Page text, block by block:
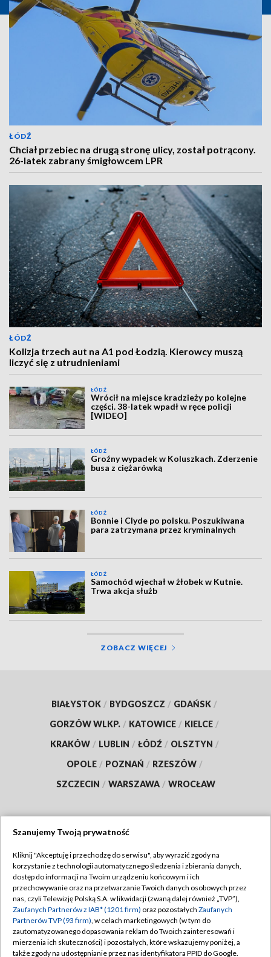
ŁÓDŹ
Chciał przebiec na drugą stronę ulicy, został potrącony.
26-latek zabrany śmigłowcem LPR
ŁÓDŹ
Kolizja trzech aut na A1 pod Łodzią. Kierowcy muszą
liczyć się z utrudnieniami
ŁÓDŹ
Wrócił na miejsce kradzieży po kolejne
części. 38-latek wpadł w ręce policji
[WIDEO]
ŁÓDŹ
Groźny wypadek w Koluszkach. Zderzenie
busa z ciężarówką
ŁÓDŹ
Bonnie i Clyde po polsku. Poszukiwana
para zatrzymana przez kryminalnych
ŁÓDŹ
Samochód wjechał w żłobek w Kutnie.
Trwa akcja służb
ZOBACZ WIĘCEJ
BIAŁYSTOK / BYDGOSZCZ / GDAŃSK /
GORZÓW WLKP. / KATOWICE / KIELCE /
KRAKÓW / LUBLIN / ŁÓDŹ / OLSZTYN /
OPOLE / POZNAŃ / RZESZÓW /
SZCZECIN / WARSZAWA / WROCŁAW
TVP
Abonament TVP
Emisja w TVP
Centrum informacji TVP
Naziemna Telewizja Cyfrowa
Regulamin TVP
Polityka prywatności
Moje zgody
Pomoc
Szanujemy Twoją prywatność
Kliknij "Akceptuję i przechodzę do serwisu", aby wyrazić zgody na
korzystanie z technologii automatycznego śledzenia i zbierania danych,
dostęp do informacji na Twoim urządzeniu końcowym i ich
przechowywanie oraz na przetwarzanie Twoich danych osobowych przez
nas, czyli Telewizję Polską S.A. w likwidacji (zwaną dalej również „TVP”),
Zaufanych Partnerów z IAB* (1201 firm) oraz pozostałych Zaufanych
Partnerów TVP (93 firm), w celach marketingowych (w tym do
zautomatyzowanego dopasowania reklam do Twoich zainteresowań i
mierzenia ich skuteczności) i pozostałych, które wskazujemy poniżej, a
także zgody na udostępnianie przez nas identyfikatora PPID do Google.